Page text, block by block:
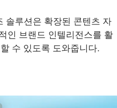
솔루션은 확장된 콘텐츠 자
인 브랜드 인텔리전스를 활
수 있도록 도와줍니다.